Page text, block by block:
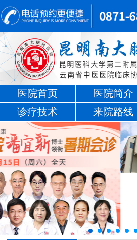
医院首页 医院简介
诊疗技术
来院路线